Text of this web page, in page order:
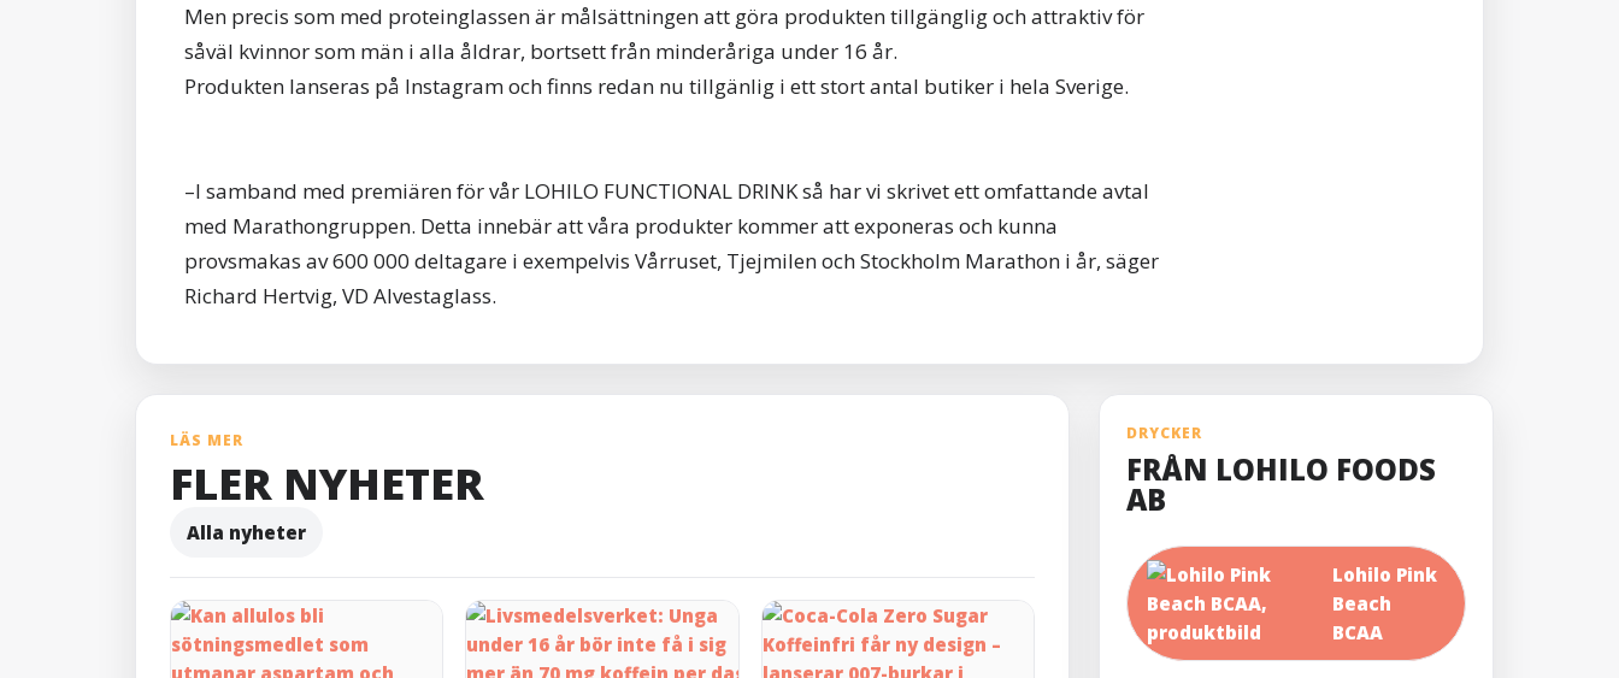
Men precis som med proteinglassen är målsättningen att göra produkten tillgänglig och attraktiv för
såväl kvinnor som män i alla åldrar, bortsett från minderåriga under 16 år.
Produkten lanseras på Instagram och finns redan nu tillgänlig i ett stort antal butiker i hela Sverige.
–I samband med premiären för vår LOHILO FUNCTIONAL DRINK så har vi skrivet ett omfattande avtal
med Marathongruppen. Detta innebär att våra produkter kommer att exponeras och kunna
provsmakas av 600 000 deltagare i exempelvis Vårruset, Tjejmilen och Stockholm Marathon i år, säger
Richard Hertvig, VD Alvestaglass.
LÄS MER
FLER NYHETER
Alla nyheter
DRYCKER
FRÅN LOHILO FOODS
AB
Lohilo Pink
Beach
BCAA